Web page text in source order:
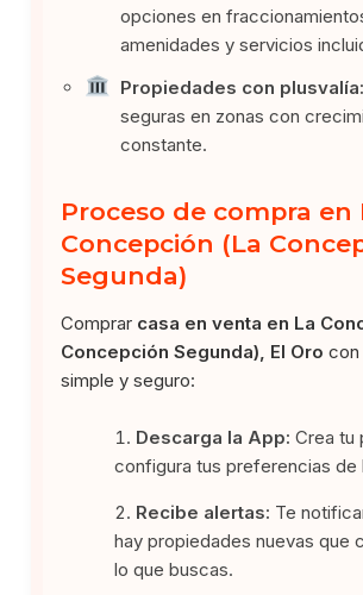
opciones en
amenidades y servicios
Propiedades con plusvalía:
seguras en zonas con
constante.
Proceso de compra en
Concepción (La
Segunda)
Comprar casa en venta en La
Concepción Segunda), El Oro con
simple y seguro:
Descarga la App: Crea tu
configura tus preferencias de
Recibe alertas: Te
hay propiedades nuevas que
lo que buscas.